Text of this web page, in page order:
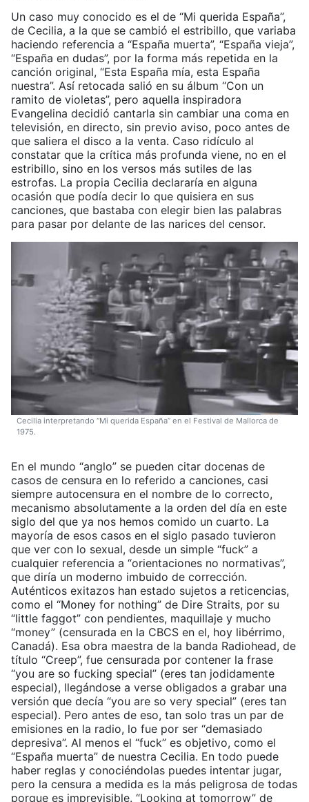
Un caso muy conocido es el de “Mi querida España”,
de Cecilia, a la que se cambió el estribillo, que variaba
haciendo referencia a “España muerta”, “España vieja”,
“España en dudas”, por la forma más repetida en la
canción original, “Esta España mía, esta España
nuestra”. Así retocada salió en su álbum “Con un
ramito de violetas”, pero aquella inspiradora
Evangelina decidió cantarla sin cambiar una coma en
televisión, en directo, sin previo aviso, poco antes de
que saliera el disco a la venta. Caso ridículo al
constatar que la crítica más profunda viene, no en el
estribillo, sino en los versos más sutiles de las
estrofas. La propia Cecilia declararía en alguna
ocasión que podía decir lo que quisiera en sus
canciones, que bastaba con elegir bien las palabras
para pasar por delante de las narices del censor.
Cecilia interpretando “Mi querida España” en el Festival de Mallorca de
1975.
En el mundo “anglo” se pueden citar docenas de
casos de censura en lo referido a canciones, casi
siempre autocensura en el nombre de lo correcto,
mecanismo absolutamente a la orden del día en este
siglo del que ya nos hemos comido un cuarto. La
mayoría de esos casos en el siglo pasado tuvieron
que ver con lo sexual, desde un simple “fuck” a
cualquier referencia a “orientaciones no normativas”,
que diría un moderno imbuido de corrección.
Auténticos exitazos han estado sujetos a reticencias,
como el “Money for nothing” de Dire Straits, por su
“little faggot” con pendientes, maquillaje y mucho
“money” (censurada en la CBCS en el, hoy libérrimo,
Canadá). Esa obra maestra de la banda Radiohead, de
título “Creep”, fue censurada por contener la frase
“you are so fucking special” (eres tan jodidamente
especial), llegándose a verse obligados a grabar una
versión que decía “you are so very special” (eres tan
especial). Pero antes de eso, tan solo tras un par de
emisiones en la radio, lo fue por ser “demasiado
depresiva”. Al menos el “fuck” es objetivo, como el
“España muerta” de nuestra Cecilia. En todo puede
haber reglas y conociéndolas puedes intentar jugar,
pero la censura a medida es la más peligrosa de todas
porque es imprevisible. “Looking at tomorrow” de